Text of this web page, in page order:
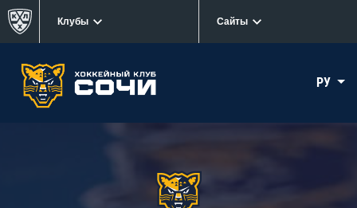
Клубы Сайты
РУ